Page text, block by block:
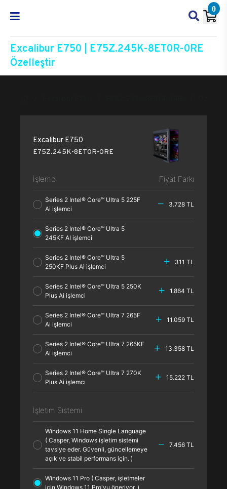
0
Excalibur E750 | E75Z.245K-8ET0R-0RE
Özelleştir
Excalibur E750
E75Z.245K-8ET0R-0RE
İşlemci Fiyat Farkı
Series 2 Intel® Core™ Ultra 5 225F
Ai işlemci
3.728 TL
Series 2 Intel® Core™ Ultra 5
245KF AI işlemci
Series 2 Intel® Core™ Ultra 5
250KF Plus Ai işlemci
311 TL
Series 2 Intel® Core™ Ultra 5 250K
Plus Ai işlemci
1.864 TL
Series 2 Intel® Core™ Ultra 7 265F
Ai işlemci
11.059 TL
Series 2 Intel® Core™ Ultra 7 265KF
Ai işlemci
13.358 TL
Series 2 Intel® Core™ Ultra 7 270K
Plus Ai işlemci
15.222 TL
İşletim Sistemi
Windows 11 Home Single Language
( Casper, Windows işletim sistemi
tavsiye eder. Güvenli, güncellemeye
açık ve stabil performans için. )
7.456 TL
Windows 11 Pro ( Casper, işletmeler
için Windows 11 Pro'yu öneriyor. )